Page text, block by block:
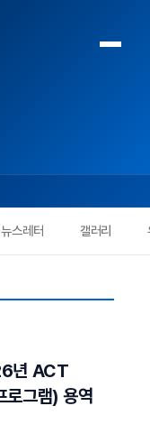
뉴스레터 갤러리
년 ACT
로그램) 용역